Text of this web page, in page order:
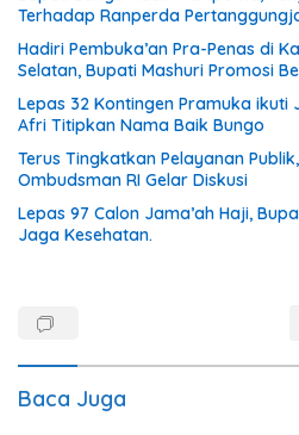
Terhadap Ranperda
Hadiri Pembuka’an Pra-Penas di
Selatan, Bupati Mashuri Promosi
Lepas 32 Kontingen Pramuka ikuti
Afri Titipkan Nama Baik Bungo
Terus Tingkatkan Pelayanan
Ombudsman RI Gelar Diskusi
Lepas 97 Calon Jama’ah Haji,
Jaga Kesehatan.
Baca Juga